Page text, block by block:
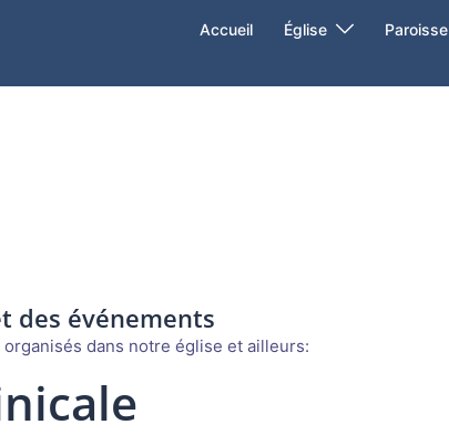
Accueil Église Paroisse
des événements
dans notre église et ailleurs: